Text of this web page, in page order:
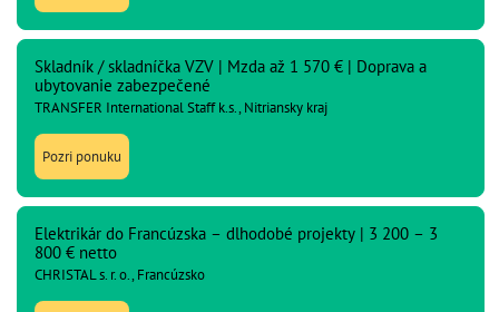
Skladník / skladníčka VZV | Mzda až 1 570 € | Doprava a
ubytovanie zabezpečené
TRANSFER International Staff k.s., Nitriansky kraj
Pozri ponuku
Elektrikár do Francúzska – dlhodobé projekty | 3 200 – 3
800 € netto
CHRISTAL s. r. o., Francúzsko